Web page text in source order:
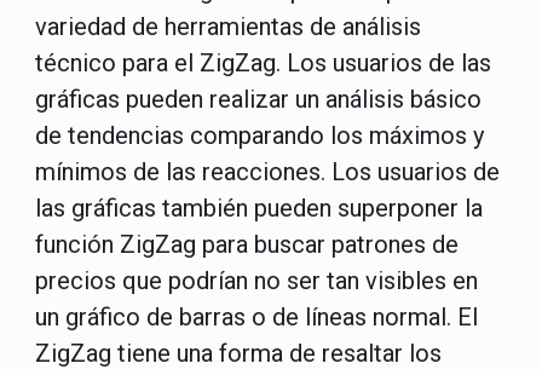
variedad de herramientas de análisis
técnico para el ZigZag. Los usuarios de las
gráficas pueden realizar un análisis básico
de tendencias comparando los máximos y
mínimos de las reacciones. Los usuarios de
las gráficas también pueden superponer la
función ZigZag para buscar patrones de
precios que podrían no ser tan visibles en
un gráfico de barras o de líneas normal. El
ZigZag tiene una forma de resaltar los